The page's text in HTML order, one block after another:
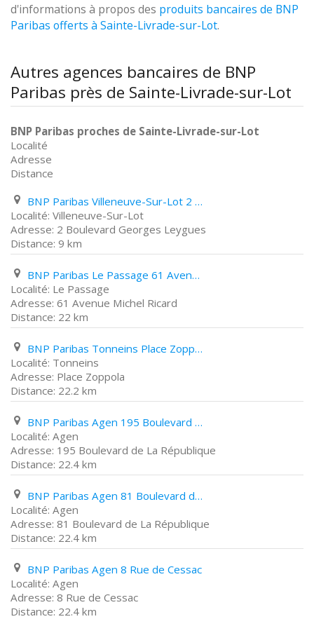
d'informations à propos des produits bancaires de BNP
Paribas offerts à Sainte-Livrade-sur-Lot.
Autres agences bancaires de BNP
Paribas près de Sainte-Livrade-sur-Lot
BNP Paribas proches de Sainte-Livrade-sur-Lot
Localité
Adresse
Distance
BNP Paribas Villeneuve-Sur-Lot 2 Boulevard Georges Leygues
Villeneuve-Sur-Lot
2 Boulevard Georges Leygues
9 km
BNP Paribas Le Passage 61 Avenue Michel Ricard
Le Passage
61 Avenue Michel Ricard
22 km
BNP Paribas Tonneins Place Zoppola
Tonneins
Place Zoppola
22.2 km
BNP Paribas Agen 195 Boulevard de La République
Agen
195 Boulevard de La République
22.4 km
BNP Paribas Agen 81 Boulevard de La République
Agen
81 Boulevard de La République
22.4 km
BNP Paribas Agen 8 Rue de Cessac
Agen
8 Rue de Cessac
22.4 km